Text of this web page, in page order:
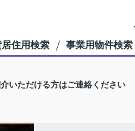
住用検索 事業用物件検索
いただける方はご連絡ください